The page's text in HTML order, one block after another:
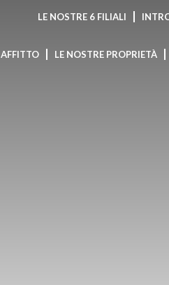
LE NOSTRE 6 FILIALI
AFFITTO LE NOSTRE PROPRIETÀ